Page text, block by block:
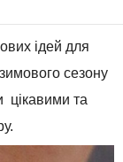
ідей для
зимового сезону
цікавими та
.